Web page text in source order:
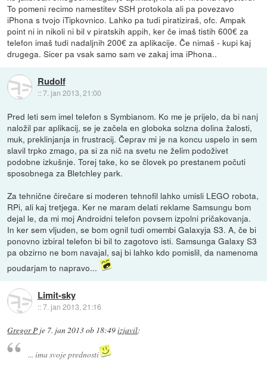
To pomeni recimo namestitev SSH protokola ali pa povezavo
iPhona s tvojo iTipkovnico. Lahko pa tudi piratiziraš, ofc. Ampak
point ni in nikoli ni bil v piratskih appih, ker če imaš tistih 600€ za
telefon imaš tudi nadaljnih 200€ za aplikacije. Če nimaš - kupi kaj
drugega. Sicer pa vsak samo sam ve zakaj ima iPhona..
Rudolf
::7. jan 2013, 21:00
Pred leti sem imel telefon s Symbianom. Ko me je prijelo, da bi nanj
naložil par aplikacij, se je začela en globoka solzna dolina žalosti,
muk, preklinjanja in frustracij. Čeprav mi je na koncu uspelo in sem
slavil trpko zmago, pa si za nič na svetu ne želim podoživet
podobne izkušnje. Torej take, ko se človek po prestanem počuti
sposobnega za Bletchley park.
Za tehnične čirečare si moderen tehnofil lahko umisli LEGO robota,
RPi, ali kaj tretjega. Ker ne maram delati reklame Samsungu bom
dejal le, da mi moj Androidni telefon povsem izpolni pričakovanja.
In ker sem vljuden, se bom ognil tudi omembi Galaxyja S3. A, če bi
ponovno izbiral telefon bi bil to zagotovo isti. Samsunga Galaxy S3
pa obzirno ne bom navajal, saj bi lahko kdo pomislil, da namenoma
poudarjam to napravo...
Limit-sky
::7. jan 2013, 21:16
Gregor P je 7. jan 2013 ob 18:49izjavil:
... ima svoje prednosti